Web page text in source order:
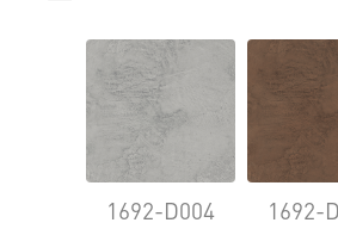
1692-D004 1692-